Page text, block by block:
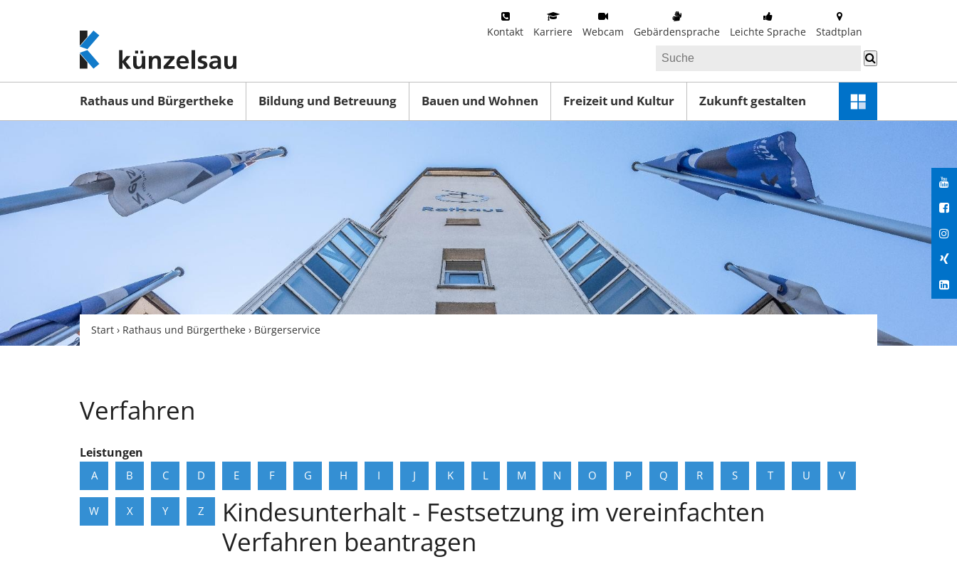
www.kuenzelsau.de
(zur
Startseite)
Kontakt Karriere Webcam Gebärdensprache Leichte Sprache Stadtplan
Rathaus und Bürgertheke Bildung und Betreuung Bauen und Wohnen Freizeit und Kultur Zukunft gestalten
Schnellzugriff-
Menü
Start › Rathaus und Bürgertheke › Bürgerservice
Verfahren
Leistungen
A B C D E F G H I J K L M N O P Q R S T U V
W X Y Z
Kindesunterhalt - Festsetzung im vereinfachten
Verfahren beantragen